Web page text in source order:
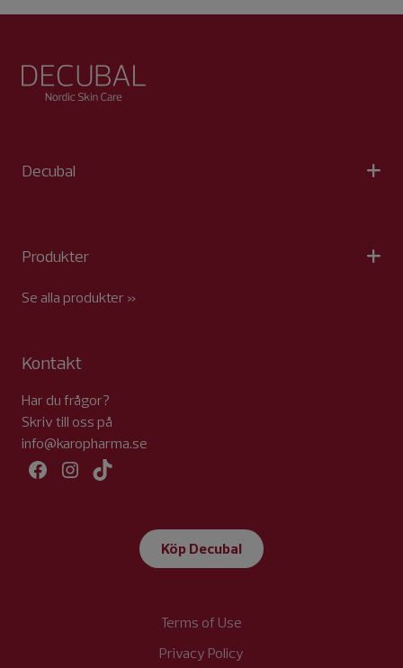
Decubal
Produkter
Se alla produkter »
Kontakt
Har du frågor?
Skriv till oss på
info@karopharma.se
Facebook
Instagram
TikTok
Köp Decubal
Terms of Use
Privacy Policy